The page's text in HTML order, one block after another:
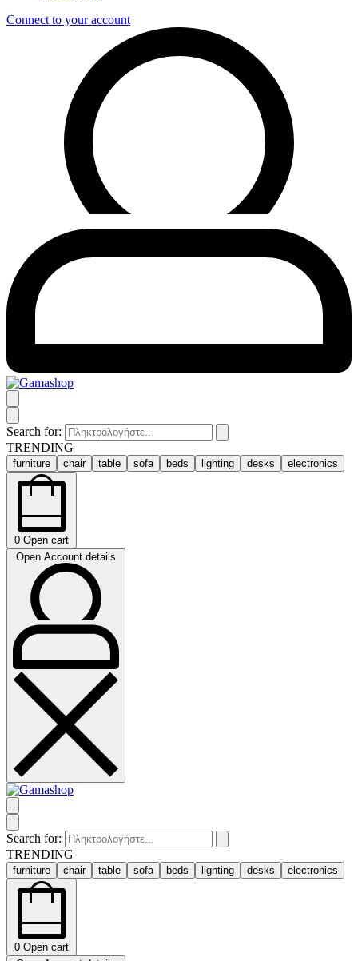
Connect to your account
Search for:
TRENDING
furniture chair table sofa beds lighting desks electronics
0 Open cart
Open Account details
Search for:
TRENDING
furniture chair table sofa beds lighting desks electronics
0 Open cart